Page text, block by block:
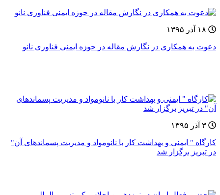
دعوت به همکاری در نگارش مقاله در حوزه ایمنی فناوری نانو
کارگاه " ایمنی و بهداشت کار با نانومواد و مدیریت پسماندهای آن"
در تبریز برگزار شد